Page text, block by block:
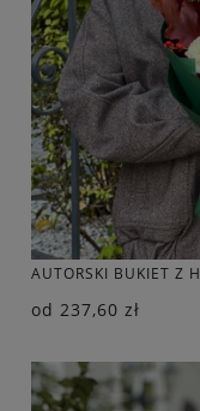
AUTORSKI BUKIET Z
od 237,60 zł